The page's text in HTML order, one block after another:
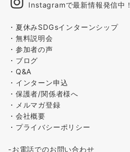
Instagramで最新情報発信中！
・夏休みSDGsインターンシップ
・無料説明会
・参加者の声
・ブログ
・Q&A
・インターン申込
・保護者/関係者様へ
・メルマガ登録
・会社概要
・プライバシーポリシー
-お電話でのお問い合わせ